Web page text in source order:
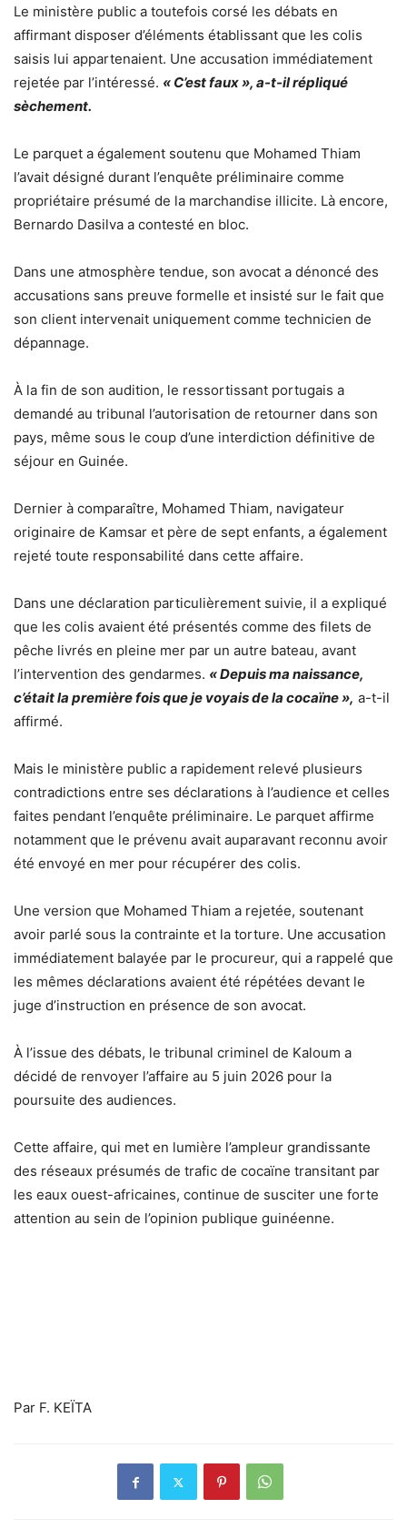
Le ministère public a toutefois corsé les débats en
affirmant disposer d’éléments établissant que les colis
saisis lui appartenaient. Une accusation immédiatement
rejetée par l’intéressé. « C’est faux », a-t-il répliqué
sèchement.
Le parquet a également soutenu que Mohamed Thiam
l’avait désigné durant l’enquête préliminaire comme
propriétaire présumé de la marchandise illicite. Là encore,
Bernardo Dasilva a contesté en bloc.
Dans une atmosphère tendue, son avocat a dénoncé des
accusations sans preuve formelle et insisté sur le fait que
son client intervenait uniquement comme technicien de
dépannage.
À la fin de son audition, le ressortissant portugais a
demandé au tribunal l’autorisation de retourner dans son
pays, même sous le coup d’une interdiction définitive de
séjour en Guinée.
Dernier à comparaître, Mohamed Thiam, navigateur
originaire de Kamsar et père de sept enfants, a également
rejeté toute responsabilité dans cette affaire.
Dans une déclaration particulièrement suivie, il a expliqué
que les colis avaient été présentés comme des filets de
pêche livrés en pleine mer par un autre bateau, avant
l’intervention des gendarmes. « Depuis ma naissance,
c’était la première fois que je voyais de la cocaïne », a-t-il
affirmé.
Mais le ministère public a rapidement relevé plusieurs
contradictions entre ses déclarations à l’audience et celles
faites pendant l’enquête préliminaire. Le parquet affirme
notamment que le prévenu avait auparavant reconnu avoir
été envoyé en mer pour récupérer des colis.
Une version que Mohamed Thiam a rejetée, soutenant
avoir parlé sous la contrainte et la torture. Une accusation
immédiatement balayée par le procureur, qui a rappelé que
les mêmes déclarations avaient été répétées devant le
juge d’instruction en présence de son avocat.
À l’issue des débats, le tribunal criminel de Kaloum a
décidé de renvoyer l’affaire au 5 juin 2026 pour la
poursuite des audiences.
Cette affaire, qui met en lumière l’ampleur grandissante
des réseaux présumés de trafic de cocaïne transitant par
les eaux ouest-africaines, continue de susciter une forte
attention au sein de l’opinion publique guinéenne.
Par F. KEÏTA